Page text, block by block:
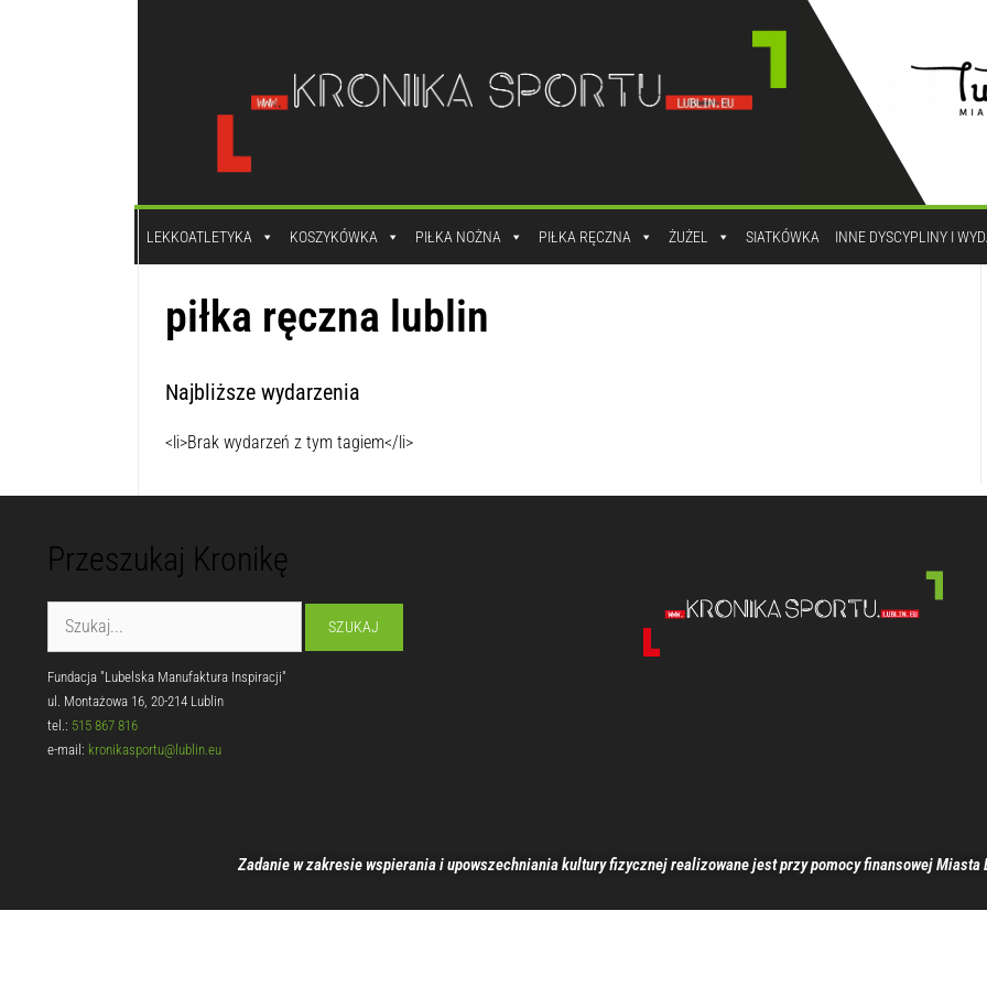
LEKKOATLETYKA KOSZYKÓWKA PIŁKA NOŻNA PIŁKA RĘCZNA ŻUŻEL SIATKÓWKA INNE DYSCYPLINY I
piłka ręczna lublin
Najbliższe wydarzenia
<li>Brak wydarzeń z tym tagiem</li>
Przeszukaj Kronikę
Fundacja "Lubelska Manufaktura Inspiracji"
ul. Montażowa 16, 20-214 Lublin
tel.: 515 867 816
e-mail: kronikasportu@lublin.eu
Zadanie w zakresie wspierania i upowszechniania kultury fizycznej realizowane jest przy pomocy finansowej Miasta